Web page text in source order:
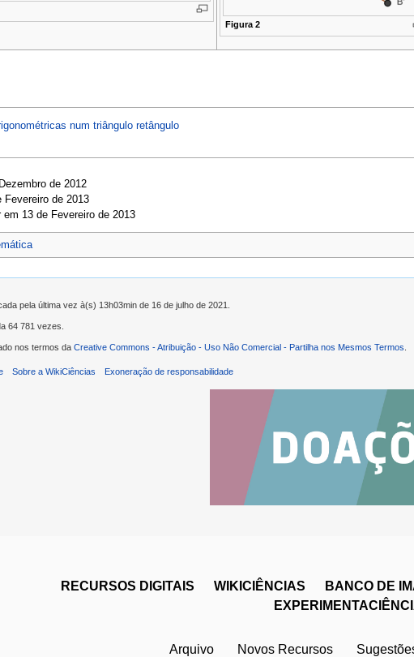
Figura 2
num triângulo retângulo
de 2012
Fevereiro de 2013
13 de Fevereiro de 2013
pela última vez à(s) 13h03min de 16 de julho de 2021.
64 781 vezes.
nos termos da Creative Commons - Atribuição - Uso Não Comercial - Partilha nos Mesmos Termos
Sobre a WikiCiências Exoneração de responsabilidade
RECURSOS DIGITAIS WIKICIÊNCIAS BANCO DE
Arquivo Novos Recursos